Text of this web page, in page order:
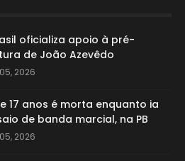
oficializa apoio à pré-
de João Azevêdo
2026
17 anos é morta enquanto ia
de banda marcial, na PB
2026